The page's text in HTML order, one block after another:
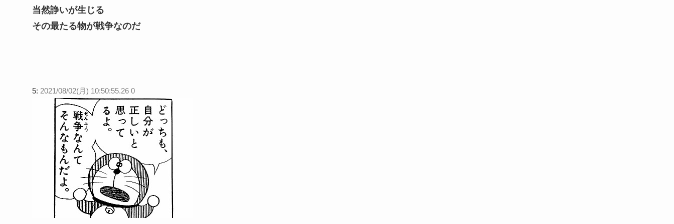
当然諍いが生じる
その最たる物が戦争なのだ
5: 2021/08/02(月) 10:50:55.26 0